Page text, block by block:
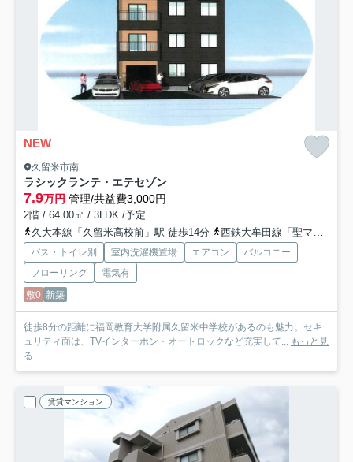
NEW
久留米市南
ラシックランテ・エテセゾン
7.9万円 管理/共益費3,000円
2階 / 64.00㎡ / 3LDK /予定
久大本線「久留米高校前」駅 徒歩14分
西鉄大牟田線「聖マリア病院前」駅 徒歩22分
バス・トイレ別 室内洗濯機置場 エアコン
バルコニー
フローリング
電気有
敷0 新築
徒歩8分の距離に福岡教育大学附属久留米中学校があるのも魅力。セキ
ュリティ面は、TVインターホン・オートロックなど充実して... もっと見
る
賃貸マンション